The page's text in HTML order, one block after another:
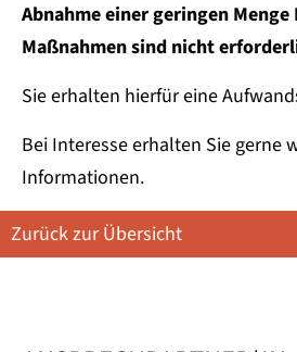
Abnahme einer geringen
Maßnahmen sind nicht
Sie erhalten hierfür eine
Bei Interesse erhalten Sie gerne
Informationen.
Zurück zur Übersicht